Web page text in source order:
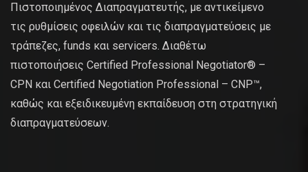
Πιστοποιημένος Διαπραγματευτής, με αντικείμενο
τις ρυθμίσεις οφειλών και τις διαπραγματεύσεις με
τράπεζες, funds και servicers. Διαθέτω
πιστοποιήσεις Certified Professional Negotiator® –
CPN και Certified Negotiation Professional – CNP™,
καθώς και εξειδικευμένη εκπαίδευση στη στρατηγική
διαπραγματεύσεων.